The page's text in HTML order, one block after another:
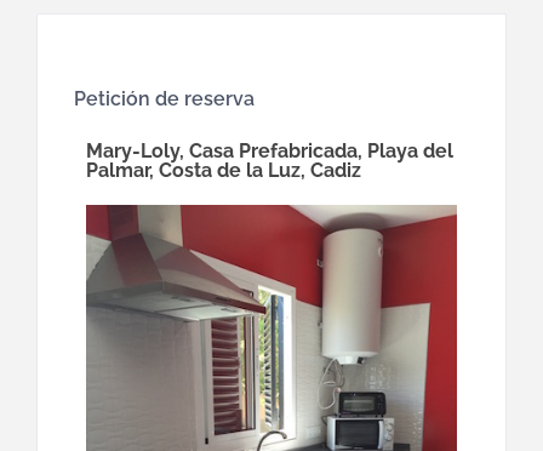
Petición de reserva
Mary-Loly, Casa Prefabricada, Playa del
Palmar, Costa de la Luz, Cadiz